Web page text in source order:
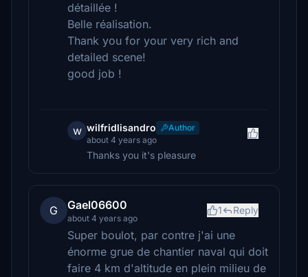
détaillée !
Belle réalisation.
Thank you for your very rich and
detailed scene!
good job !
w wilfridlisandro
Author
about 4 years ago
Thanks you it's pleasure
G Gael06600
about 4 years ago
1 Reply
Super boulot, par contre j'ai une
énorme grue de chantier naval qui doit
faire 4 km d'altitude en plein milieu de